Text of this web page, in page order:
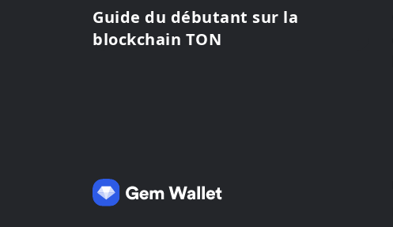
Guide du débutant sur la
blockchain TON